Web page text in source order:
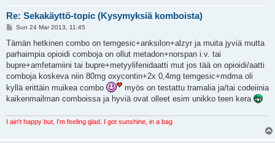
Re: Sekakäyttö-topic (Kysymyksiä komboista)
P
s
Sun 24 Mar 2013, 11:45
Tämän hetkinen combo on temgesic+anksilon+alzyr ja muita jyviä mutta
parhaimpia opioidi comboja on ollut metadon+norspan i.v. tai
bupre+amfetamiini tai bupre+metyylifenidaatti mut jos tää on opioidi/aatti
comboja koskeva niin 80mg oxycontin+2x 0,4mg temgesic+mdma oli
kyllä erittäin muikea combo
myös on testattu tramalia ja/tai codeiinia
kaikenmailman comboissa ja hyviä ovat olleet esim unikko teen kera
I ain't happy but, I'm feeling glad. I got sunshine, in a bag